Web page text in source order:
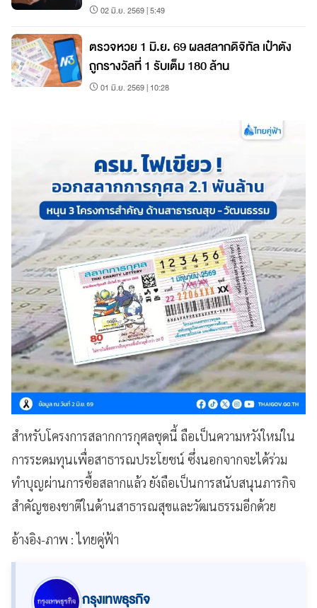
02 มิ.ย. 2569 | 5:49
ตรวจหวย 1 มิ.ย. 69 ผลสลากดิจิทัล เป๋าตัง
ถูกรางวัลที่ 1 รับเต็ม 180 ล้าน
01 มิ.ย. 2569 | 10:28
สำหรับโครงการสลากการกุศลชุดนี้ ถือเป็นความหวังใหม่ใน
การระดมทุนเพื่อสาธารณประโยชน์ ซึ่งนอกจากจะได้ร่วม
ทำบุญผ่านการซื้อสลากแล้ว ยังถือเป็นการสนับสนุนภารกิจ
สำคัญของชาติในด้านสาธารณสุขและวัฒนธรรมอีกด้วย
อ้างอิง-ภาพ : ไทยคู่ฟ้า
กรุงเทพธุรกิจ